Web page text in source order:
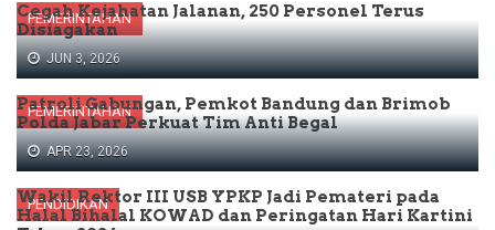
PEMERINTAHAN
Cegah Kejahatan Jalanan, 250 Personel Terus
Disiagakan
PEMERINTAHAN
JUN 3, 2026
Patroli Gabungan, Pemkot Bandung dan Brimob
Polda Jabar Perkuat Tim Anti Begal
PENDIDIKAN
APR 23, 2026
Wakil Rektor III USB YPKP Jadi Pemateri pada
Halal Bihalal KOWAD dan Peringatan Hari Kartini